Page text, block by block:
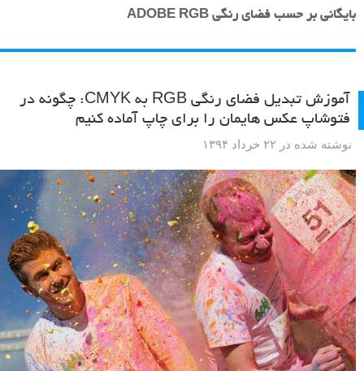
بایگانی بر حسب فضای رنگی ADOBE RGB
آموزش تبدیل فضای رنگی RGB به CMYK: چگونه در
فتوشاپ عکس هایمان را برای چاپ آماده کنیم
نوشته شده در ۲۲ خرداد ۱۳۹۴